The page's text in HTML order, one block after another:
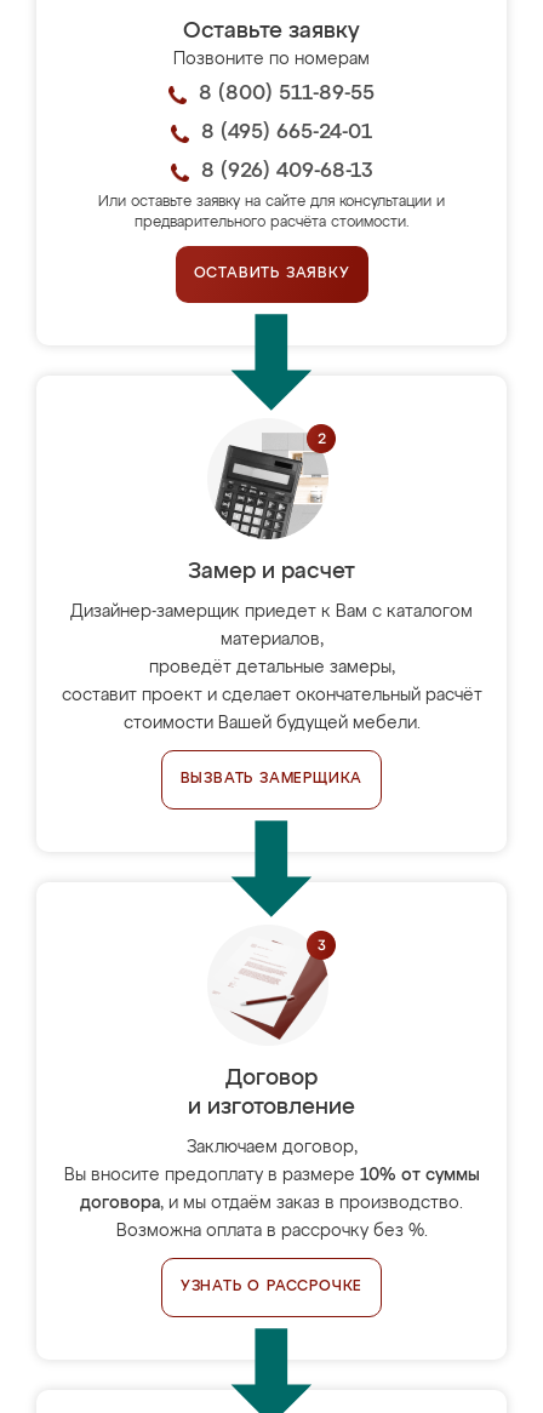
Оставьте заявку
Позвоните по номерам
8 (800) 511-89-55
8 (495) 665-24-01
8 (926) 409-68-13
Или оставьте заявку на сайте для консультации и
предварительного расчёта стоимости.
ОСТАВИТЬ ЗАЯВКУ
Замер и расчет
Дизайнер-замерщик приедет к Вам с каталогом
материалов,
проведёт детальные замеры,
составит проект и сделает окончательный расчёт
стоимости Вашей будущей мебели.
ВЫЗВАТЬ ЗАМЕРЩИКА
Договор
и изготовление
Заключаем договор,
Вы вносите предоплату в размере 10% от суммы
договора, и мы отдаём заказ в производство.
Возможна оплата в рассрочку без %.
УЗНАТЬ О РАССРОЧКЕ